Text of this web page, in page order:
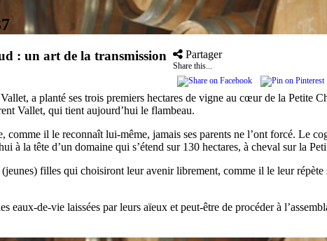
Partager
Share this...
: un art de la transmission
a planté ses trois premiers hectares de vigne au cœur de la Petite
Vallet, qui tient aujourd’hui le flambeau.
il le reconnaît lui-même, jamais ses parents ne l’ont forcé. Le
à la tête d’un domaine qui s’étend sur 130 hectares, à cheval sur la
filles qui choisiront leur avenir librement, comme il le leur
de-vie laissées par leurs aïeux et peut-être de procéder à